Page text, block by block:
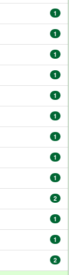
1
1
1
1
1
1
1
1
1
2
1
1
2